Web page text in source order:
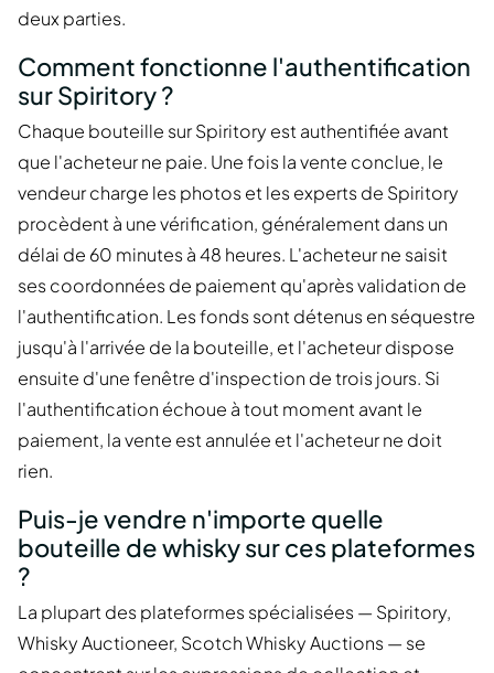
deux parties.
Comment fonctionne l'authentification
sur Spiritory ?
Chaque bouteille sur Spiritory est authentifiée avant
que l'acheteur ne paie. Une fois la vente conclue, le
vendeur charge les photos et les experts de Spiritory
procèdent à une vérification, généralement dans un
délai de 60 minutes à 48 heures. L'acheteur ne saisit
ses coordonnées de paiement qu'après validation de
l'authentification. Les fonds sont détenus en séquestre
jusqu'à l'arrivée de la bouteille, et l'acheteur dispose
ensuite d'une fenêtre d'inspection de trois jours. Si
l'authentification échoue à tout moment avant le
paiement, la vente est annulée et l'acheteur ne doit
rien.
Puis-je vendre n'importe quelle
bouteille de whisky sur ces plateformes
?
La plupart des plateformes spécialisées — Spiritory,
Whisky Auctioneer, Scotch Whisky Auctions — se